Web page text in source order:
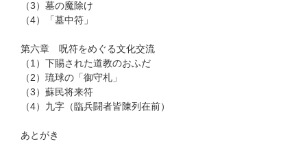
（3）墓の魔除け
（4）「墓中符」
第六章 呪符をめぐる文化交流
（1）下賜された道教のおふだ
（2）琉球の「御守札」
（3）蘇民将来符
（4）九字（臨兵闘者皆陳列在前）
あとがき